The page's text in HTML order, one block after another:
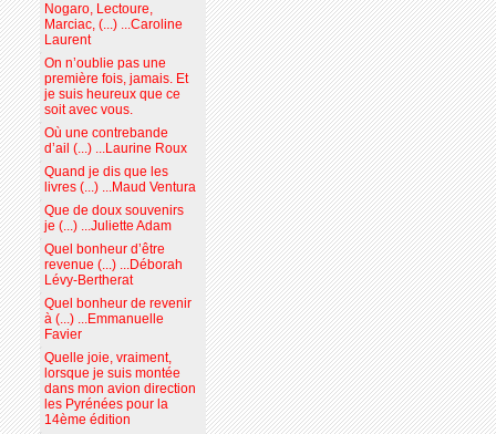
Nogaro, Lectoure,
Marciac, (...) ...Caroline
Laurent
On n’oublie pas une
première fois, jamais. Et
je suis heureux que ce
soit avec vous.
Où une contrebande
d’ail (...) ...Laurine Roux
Quand je dis que les
livres (...) ...Maud Ventura
Que de doux souvenirs
je (...) ...Juliette Adam
Quel bonheur d’être
revenue (...) ...Déborah
Lévy-Bertherat
Quel bonheur de revenir
à (...) ...Emmanuelle
Favier
Quelle joie, vraiment,
lorsque je suis montée
dans mon avion direction
les Pyrénées pour la
14ème édition